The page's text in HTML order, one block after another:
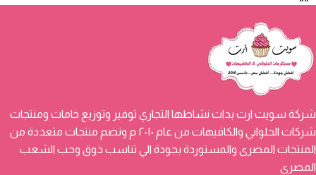
شركة سويت ارت بدات نشاطها التجاري توفير وتوزيع خامات ومنتجات
شركات الحلواني والكافيهات من عام ٢٠١٠ م وتضم منتجات متعددة من
المنتجات المصرى والمستوردة بجودة الي تناسب ذوق وحب الشعب
المصرى